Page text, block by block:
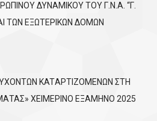
ΔΥΝΑΜΙΚΟΥ ΤΟΥ Γ.Ν.Α. “Γ.
ΤΩΝ ΕΞΩΤΕΡΙΚΩΝ ΔΟΜΩΝ
KATΑΡΤΙΖΟΜΕΝΩΝ ΣΤΗ
ΧΕΙΜΕΡΙΝΟ ΕΞΑΜΗΝΟ 2025